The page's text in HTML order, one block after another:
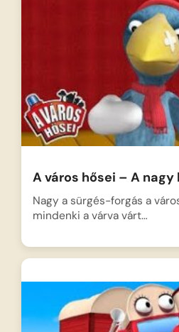
A város hősei – A
Nagy a sürgés-forgás a
mindenki a várva várt…